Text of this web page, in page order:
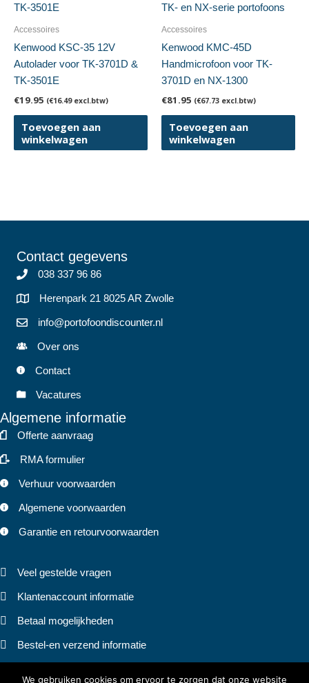
Accessoires
Kenwood KSC-35 12V
Autolader voor TK-3701D &
TK-3501E
€19.95 (€16.49excl.btw)
Toevoegen aan
winkelwagen
Accessoires
Kenwood KMC-45D
Handmicrofoon voor TK-
3701D en NX-1300
€81.95 (€67.73 excl.btw)
Toevoegen aan
winkelwagen
Contact gegevens
038 337 96 86
Herenpark 21 8025 AR Zwolle
info@portofoondiscounter.nl
Over ons
Contact
Vacatures
Algemene informatie
Offerte aanvraag
RMA formulier
Verhuur voorwaarden
Algemene voorwaarden
Garantie en retourvoorwaarden
Veel gestelde vragen
Klantenaccount informatie
Betaal mogelijkheden
Bestel-en verzend informatie
We gebruiken cookies om ervoor te zorgen dat onze website